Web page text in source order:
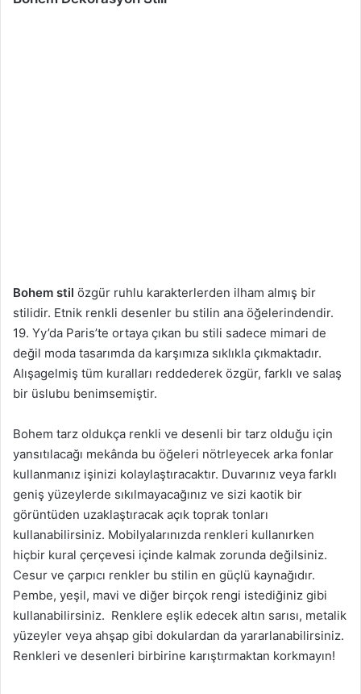
Bohem stil özgür ruhlu karakterlerden ilham almış bir
stilidir. Etnik renkli desenler bu stilin ana öğelerindendir.
19. Yy’da Paris’te ortaya çıkan bu stili sadece mimari de
değil moda tasarımda da karşımıza sıklıkla çıkmaktadır.
Alışagelmiş tüm kuralları reddederek özgür, farklı ve salaş
bir üslubu benimsemiştir.
Bohem tarz oldukça renkli ve desenli bir tarz olduğu için
yansıtılacağı mekânda bu öğeleri nötrleyecek arka fonlar
kullanmanız işinizi kolaylaştıracaktır. Duvarınız veya farklı
geniş yüzeylerde sıkılmayacağınız ve sizi kaotik bir
görüntüden uzaklaştıracak açık toprak tonları
kullanabilirsiniz. Mobilyalarınızda renkleri kullanırken
hiçbir kural çerçevesi içinde kalmak zorunda değilsiniz.
Cesur ve çarpıcı renkler bu stilin en güçlü kaynağıdır.
Pembe, yeşil, mavi ve diğer birçok rengi istediğiniz gibi
kullanabilirsiniz. Renklere eşlik edecek altın sarısı, metalik
yüzeyler veya ahşap gibi dokulardan da yararlanabilirsiniz.
Renkleri ve desenleri birbirine karıştırmaktan korkmayın!